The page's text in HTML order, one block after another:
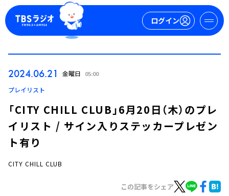
ログイン
2024.06.21 金曜日 05:00
プレイリスト
「CITY CHILL CLUB」6月20日（木）のプレ
イリスト / サイン入りステッカープレゼン
ト有り
CITY CHILL CLUB
この記事をシェア